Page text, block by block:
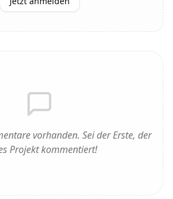
vorhanden. Sei der Erste, der
Projekt kommentiert!